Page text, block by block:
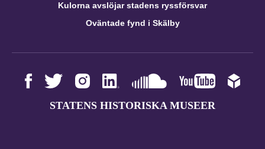
Kulorna avslöjar stadens ryssförsvar
Oväntade fynd i Skälby
STATENS HISTORISKA MUSEER